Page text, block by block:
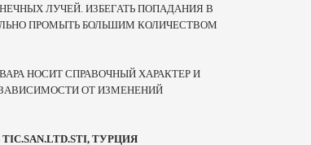
ЛУЧЕЙ. ИЗБЕГАТЬ ПОПАДАНИЯ В
ПРОМЫТЬ БОЛЬШИМ КОЛИЧЕСТВОМ
НОСИТ СПРАВОЧНЫЙ ХАРАКТЕР И
ОТ ИЗМЕНЕНИЙ
ТУРЦИЯ